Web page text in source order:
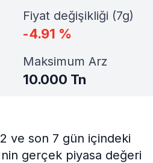
Fiyat değişikliği (7g)
-4.91 %
Maksimum Arz
10.000 Tn
ve son 7 gün içindeki
gerçek piyasa değeri